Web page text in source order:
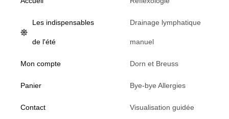
Les indispensables
de l'été
Mon compte
Panier
Contact
Drainage lymphatique
manuel
Dorn et Breuss
Bye-bye Allergies
Visualisation guidée